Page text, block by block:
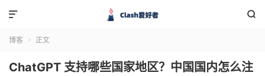


博客  正文
ChatGPT 支持哪些国家地区？中国国内怎么注